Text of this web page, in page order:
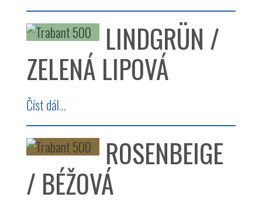
LINDGRÜN /
ZELENÁ LIPOVÁ
Číst dál...
ROSENBEIGE
/ BÉŽOVÁ